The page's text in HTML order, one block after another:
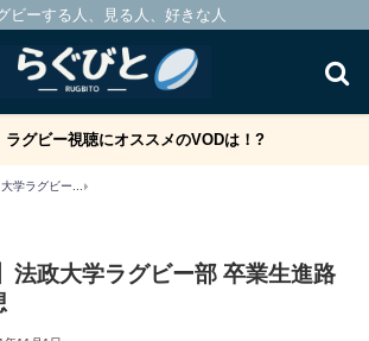
ビーする人、見る人、好きな人
ラグビー視聴にオススメのVODは！?
大学ラグビー
法政大学ラグビー部 卒業生進路